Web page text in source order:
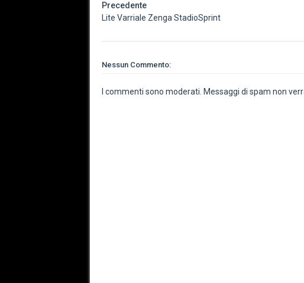
Precedente
Lite Varriale Zenga StadioSprint
Nessun Commento:
I commenti sono moderati. Messaggi di spam non